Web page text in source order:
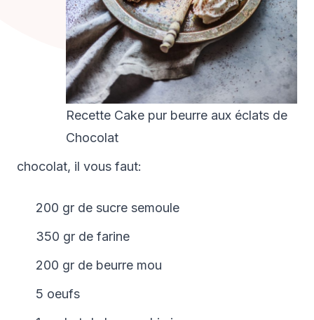
Recette Cake pur beurre aux éclats de
Chocolat
chocolat, il vous faut:
200 gr de sucre semoule
350 gr de farine
200 gr de beurre mou
5 oeufs